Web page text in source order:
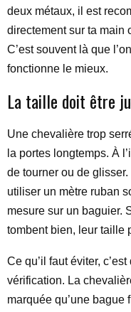
deux métaux, il est
directement sur ta main
C’est souvent là que
fonctionne le mieux.
La taille doit être
Une chevalière trop
la portes longtemps. À
de tourner ou de
utiliser un mètre ruban
mesure sur un baguier.
tombent bien, leur taille
Ce qu’il faut éviter,
vérification. La
marquée qu’une bague